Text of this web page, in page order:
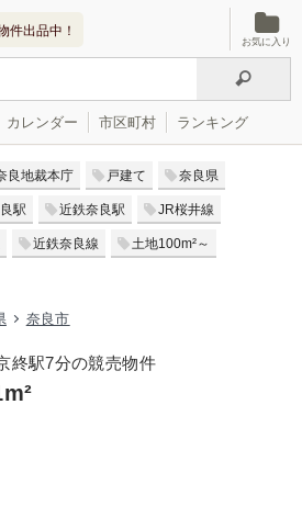
件出品中！
お気に入り
カレンダー 市区町村 ランキング
良地裁本庁 戸建て 奈良県
駅 近鉄奈良駅 JR桜井線
近鉄奈良線 土地100m²～
奈良市
終駅7分の競売物件